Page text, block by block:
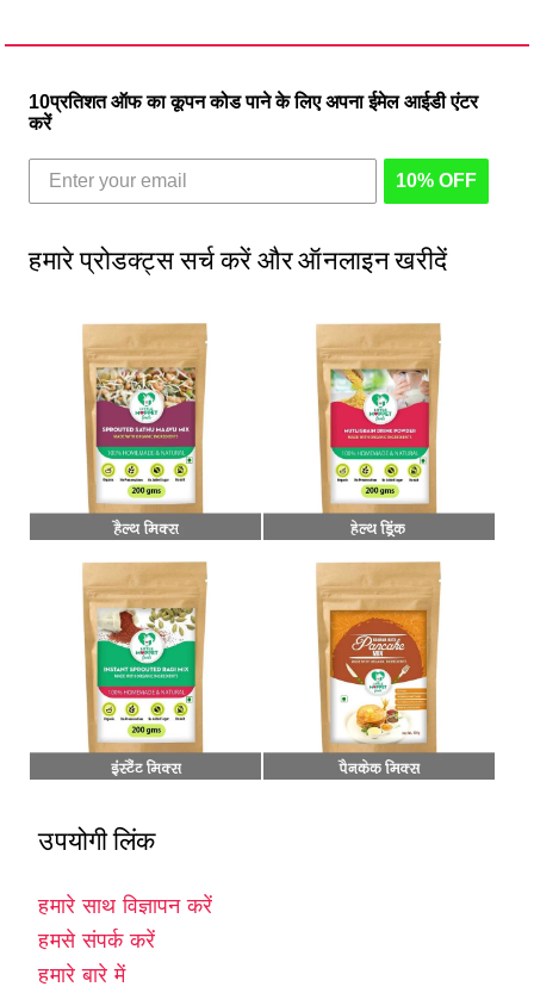
10प्रतिशत ऑफ का कूपन कोड पाने के लिए अपना ईमेल आईडी एंटर
करें
10% OFF
हमारे प्रोडक्ट्स सर्च करें और ऑनलाइन खरीदें
उपयोगी लिंक
हमारे साथ विज्ञापन करें
हमसे संपर्क करें
हमारे बारे में